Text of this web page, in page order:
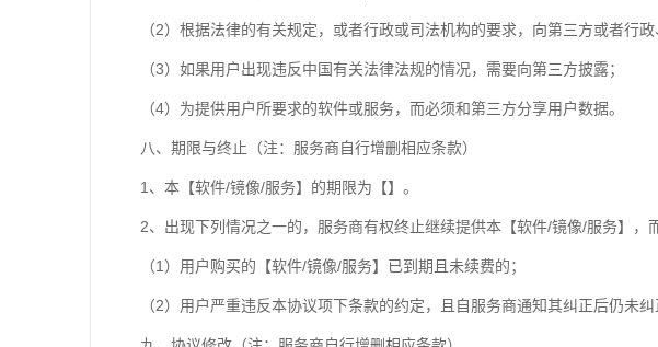
（2）根据法律的有关规定，或者行政或司法机构的要求，向第三方或者行政
（3）如果用户出现违反中国有关法律法规的情况，需要向第三方披露；
（4）为提供用户所要求的软件或服务，而必须和第三方分享用户数据。
八、期限与终止（注：服务商自行增删相应条款）
1、本【软件/镜像/服务】的期限为【】。
2、出现下列情况之一的，服务商有权终止继续提供本【软件/镜像/服务】，
（1）用户购买的【软件/镜像/服务】已到期且未续费的；
（2）用户严重违反本协议项下条款的约定，且自服务商通知其纠正后仍未纠